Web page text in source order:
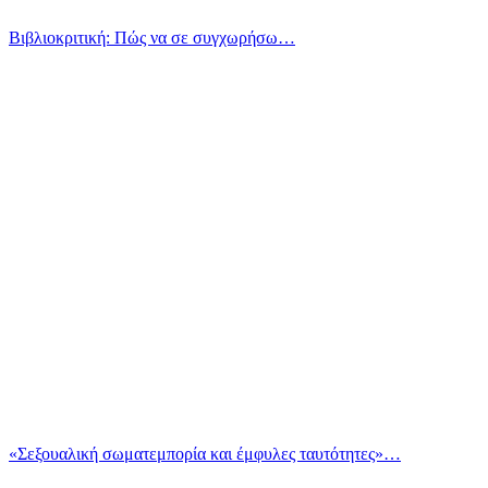
Βιβλιοκριτική: Πώς να σε συγχωρήσω…
«Σεξουαλική σωματεμπορία και έμφυλες ταυτότητες»…